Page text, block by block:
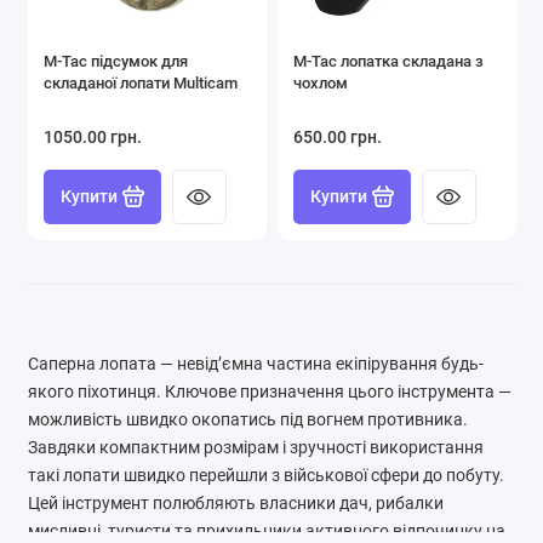
Термоси
Туристичний Посуд
Показати все
M-Tac підсумок для
складаної лопати Multicam
1050.00 грн.
Купити
М-Тас лопатка складана з
чохлом
650.00 грн.
Купити
Саперна лопата — невід’ємна частина екіпірування будь-
якого піхотинця. Ключове призначення цього інструмента —
можливість швидко окопатись під вогнем противника.
Завдяки компактним розмірам і зручності використання
такі лопати швидко перейшли з військової сфери до побуту.
Цей інструмент полюбляють власники дач, рибалки
мисливці, туристи та прихильники активного відпочинку на